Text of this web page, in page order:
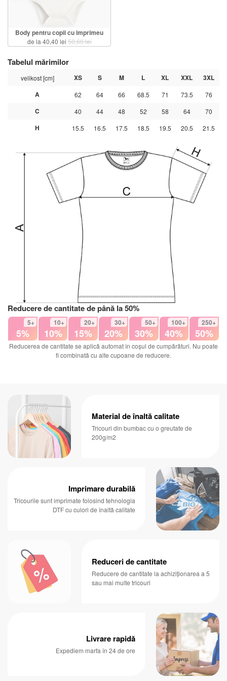
Body pentru copii cu imprimeu
de la 40,40 lei50,60 lei
Tabelul mărimilor
velikost [cm] XS S M L XL XXL
3XL
A
62 64 66 68.5 71 73.5 76
C 40 44 48 52 58 64 70
H 15.5 16.5 17.5 18.5 19.5 20.5 21.5
Reducere de cantitate de până la 50%
5+
5%
10+
10%
20+
15%
30+
20%
50+
30%
100+
40%
250+
50%
Reducerea de cantitate se aplică automat în coșul de cumpărături. Nu poate
fi combinată cu alte cupoane de reducere.
Material de înaltă calitate
Tricouri din bumbac cu o greutate de
200g/m2
Imprimare durabilă
Tricourile sunt imprimate folosind tehnologia
DTF cu culori de înaltă calitate
Reduceri de cantitate
Reducere de cantitate la achiziționarea a 5
sau mai multe tricouri
Livrare rapidă
Expediem marfa în 24 de ore